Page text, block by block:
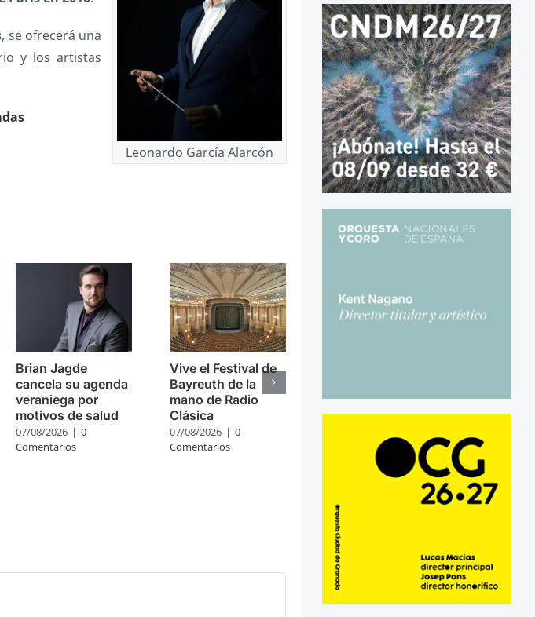
Leonardo García Alarcón
, se ofrecerá una
y los artistas
Brian Jagde
cancela su agenda
veraniega por
motivos de salud
07/08/2026 | 0
Comentarios
Vive el Festival de
Bayreuth de la
mano de Radio
Clásica
07/08/2026 | 0
Comentarios